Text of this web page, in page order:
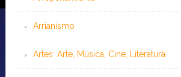
Arrianismo
Artes: Arte, Música, Cine, Literatura